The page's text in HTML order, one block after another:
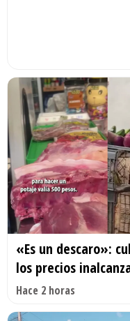
«Es un descaro»:
los precios
Hace 2 horas